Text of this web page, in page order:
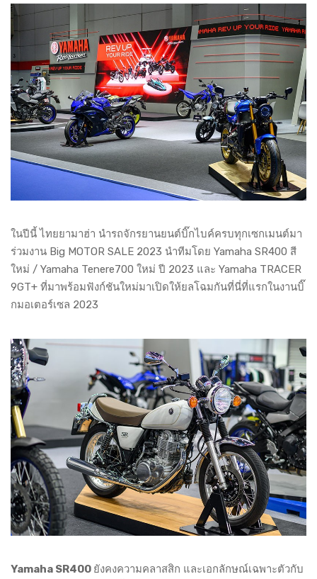
ในปีนี้ ไทยยามาฮ่า นำรถจักรยานยนต์บิ๊กไบค์ครบทุกเซกเมนต์มา
ร่วมงาน Big MOTOR SALE 2023 นำทีมโดย Yamaha SR400 สี
ใหม่ / Yamaha Tenere700 ใหม่ ปี 2023 และ Yamaha TRACER
9GT+ ที่มาพร้อมฟังก์ชันใหม่มาเปิดให้ยลโฉมกันที่นี่ที่แรกในงานบิ๊
กมอเตอร์เซล 2023
Yamaha SR400 ยังคงความคลาสสิก และเอกลักษณ์เฉพาะตัวกับ